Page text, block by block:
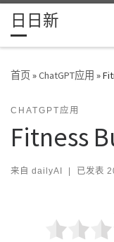
Skip to content
日日新
首页»ChatGPT应用 »
CHATGPT应用
Fitness
来自 dailyAI | 已发表